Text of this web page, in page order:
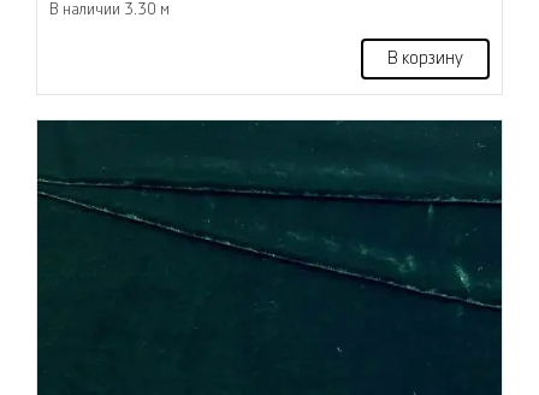
В наличии 3.30 м
В корзину